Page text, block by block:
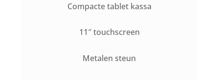
Compacte tablet kassa
11″ touchscreen
Metalen steun